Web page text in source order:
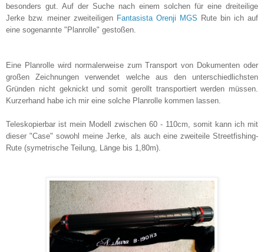
besonders gut. Auf der Suche nach einem solchen für eine dreiteilige
Jerke bzw. meiner zweiteiligen Fantasista Orenji MGS Rute bin ich auf
eine sogenannte "Planrolle" gestoßen.
Eine Planrolle wird normalerweise zum Transport von Dokumenten oder
großen Zeichnungen verwendet welche aus den unterschiedlichsten
Gründen nicht geknickt und somit gerollt transportiert werden müssen.
Kurzerhand habe ich mir eine solche Planrolle kommen lassen.
Teleskopierbar ist mein Modell zwischen 60 - 110cm, somit kann ich mit
dieser "Case" sowohl meine Jerke, als auch eine zweiteile Streetfishing-
Rute (symetrische Teilung, Länge bis 1,80m).